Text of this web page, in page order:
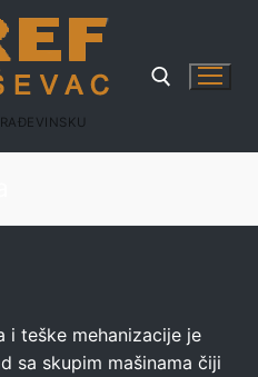
i teške mehanizacije je
sa skupim mašinama čiji